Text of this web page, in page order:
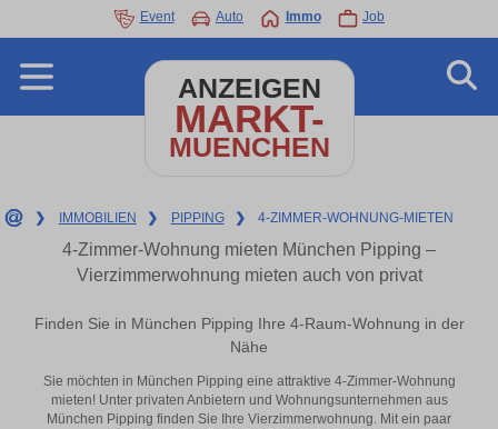
Event Auto Immo Job
ANZEIGEN
MARKT-
MUENCHEN
❯ IMMOBILIEN ❯ PIPPING ❯ 4-ZIMMER-WOHNUNG-MIETEN
4-Zimmer-Wohnung mieten München Pipping –
Vierzimmerwohnung mieten auch von privat
Finden Sie in München Pipping Ihre 4-Raum-Wohnung in der
Nähe
Sie möchten in München Pipping eine attraktive 4-Zimmer-Wohnung
mieten! Unter privaten Anbietern und Wohnungsunternehmen aus
München Pipping finden Sie Ihre Vierzimmerwohnung. Mit ein paar